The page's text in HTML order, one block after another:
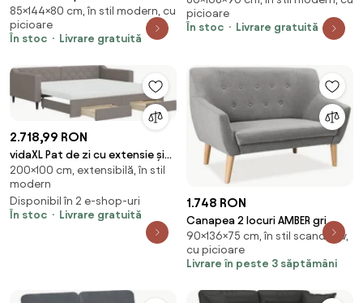
80 x 85 cm țesătură
85×144×80 cm, în stil modern, cu
picioare
În stoc
Livrare gratuită
picioare
În stoc
Livrare gratuită
2.718,99 RON
vidaXL Pat de zi cu extensie și
sertare, gri taupe, 100x200 cm,
textil
200×100 cm, extensibilă, în stil
modern
Disponibil în 2 e-shop-uri
În stoc
Livrare gratuită
1.748 RON
Canapea 2 locuri AMBER gri
90×136×75 cm, în stil scandinav,
cu picioare
Livrare în peste 3 săptămâni